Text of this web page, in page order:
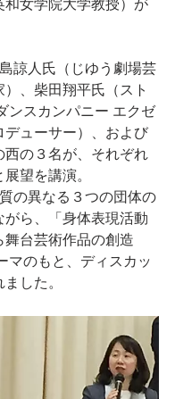
和女学院大学教授）が
諒人氏（じゆう劇場芸
、柴田翔平氏（スト
ンスカンパニー エクゼ
デューサー）、および
西の３名が、それぞれ
望を講演。​
の異なる３つの団体の
ら、「身体表現活動
台芸術作品の創造
マのもと、ディスカッ
した。